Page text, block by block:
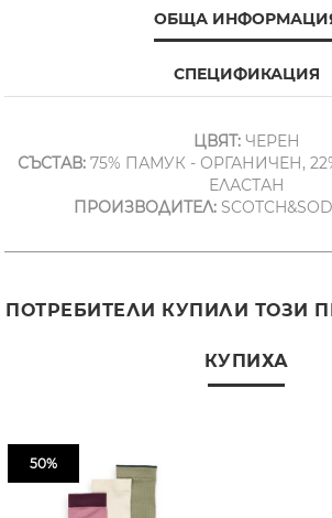
ОБЩА
СПЕЦИФИКАЦИЯ
ЦВЯТ:ЧЕРЕН
СЪСТАВ:75% ПАМУК - ОРГАНИЧЕН,
ЕЛАСТАН
ПРОИЗВОДИТЕЛ:
ПОТРЕБИТЕЛИ КУПИЛИ ТОЗИ
КУПИХА
50%